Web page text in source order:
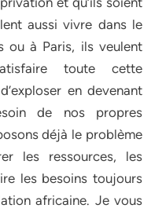
aussi vivre dans le
ou à Paris, ils veulent
toute cette
en devenant
de nos propres
déjà le problème
les ressources, les
les besoins toujours
africaine. Je vous